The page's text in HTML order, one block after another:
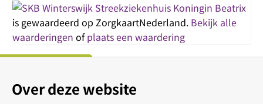
Streekziekenhuis Koningin Beatrix
is gewaardeerd op ZorgkaartNederland. Bekijk alle
waarderingen ofplaats een waardering
Over deze website